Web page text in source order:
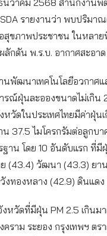
รายงานว่า พบปริมา
สุขภาพประชาชน ในหลา
ลักดัน พ.ร.บ. อากาศสะอาด
นพัฒนาเทคโนโลยีอวกาศ
รณ์ฝุ่นละอองขนาดไม่เกิน
หวัดในประเทศไทยมีค่าฝุ่
น 37.5 ไมโครกรัมต่อลูกบ
ฐาน โดย 10 อันดับแรก ที่มี
ย (43.4) วัฒนา (43.3) ยา
งทองหลาง (42.9) ดินแดง
หวัดที่มีฝุ่น PM 2.5 เกินม
คราม ระยอง กรุงเทพฯ ต